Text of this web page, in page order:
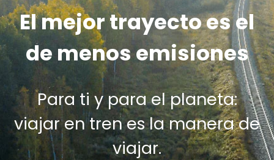
El mejor trayecto es el
de menos emisiones
Para ti y para el planeta:
viajar en tren es la manera de
viajar.